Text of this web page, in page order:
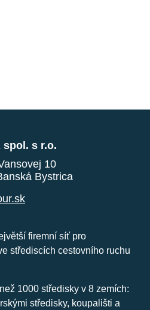
spol. s r.o.
10
Bystrica
firemní síť pro
střediscích cestovního ruchu
1000 středisky v 8 zemích:
středisky, koupališti a